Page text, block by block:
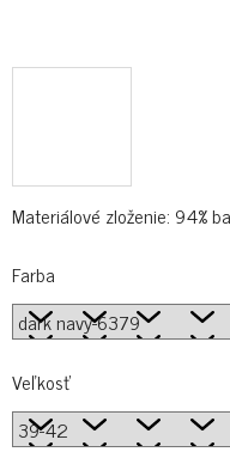
Materiálové zloženie: 94%
Farba
Veľkosť